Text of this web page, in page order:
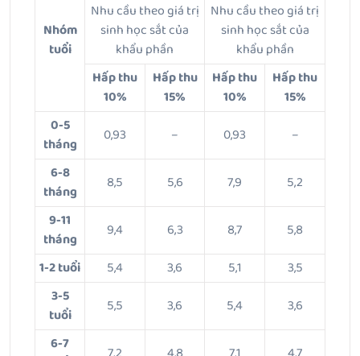
Nhóm
tuổi
Nhu cầu theo giá trị
sinh học sắt của
khẩu phần
Nhu cầu theo giá trị
sinh học sắt của
khẩu phần
Hấp thu
10%
Hấp thu
15%
Hấp thu
10%
Hấp thu
15%
0-5
tháng
0,93 – 0,93
–
6-8
tháng
8,5 5,6 7,9
5,2
9-11
tháng
9,4 6,3 8,7
5,8
1-2 tuổi
5,4 3,6 5,1
3,5
3-5
tuổi
5,5 3,6 5,4
3,6
6-7